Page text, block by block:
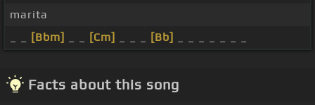
marita
[Bbm] [Cm] [Bb]
Facts about this song